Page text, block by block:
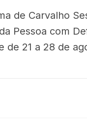
de Carvalho
Pessoa com
de 21 a 28 de